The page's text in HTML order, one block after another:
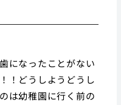
になったことがない
！どうしようどうし
は幼稚園に行く前の